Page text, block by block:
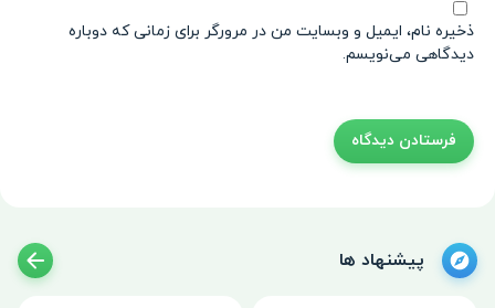
ذخیره نام، ایمیل و وبسایت من در مرورگر برای زمانی که دوباره
دیدگاهی می‌نویسم.
پیشنهاد ها